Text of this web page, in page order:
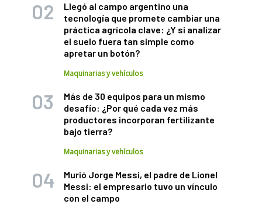
Llegó al campo argentino una
tecnología que promete cambiar una
práctica agrícola clave: ¿Y si analizar
el suelo fuera tan simple como
apretar un botón?
Maquinarias y vehículos
Más de 30 equipos para un mismo
desafío: ¿Por qué cada vez más
productores incorporan fertilizante
bajo tierra?
Maquinarias y vehículos
Murió Jorge Messi, el padre de Lionel
Messi: el empresario tuvo un vínculo
con el campo